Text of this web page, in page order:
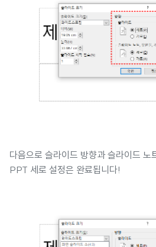
다음으로 슬라이드 방향과 슬라이드 노
PPT 세로 설정은 완료됩니다!​